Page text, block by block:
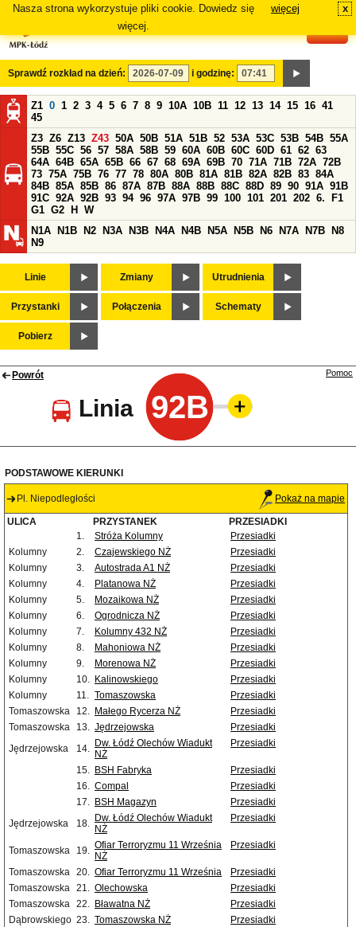
Nasza strona wykorzystuje pliki cookie. Dowiedz się
więcej.
więcej x
Sprawdź rozkład na dzień: i godzinę:
Z1 0 1 2 3 4 5 6 7 8 9 10A 10B 11 12 13 14 15 16 41
45
Z3 Z6 Z13 Z43 50A 50B 51A 51B 52 53A 53C 53B 54B 55A
55B 55C 56 57 58A 58B 59 60A 60B 60C 60D 61 62 63
64A 64B 65A 65B 66 67 68 69A 69B 70 71A 71B 72A 72B
73 75A 75B 76 77 78 80A 80B 81A 81B 82A 82B 83 84A
84B 85A 85B 86 87A 87B 88A 88B 88C 88D 89 90 91A 91B
91C 92A 92B 93 94 96 97A 97B 99 100 101 201 202 6.
F1
G1 G2 H
W
N1A
N1B N2 N3A N3B N4A N4B N5A N5B N6 N7A N7B
N8
N9
Linie Zmiany Utrudnienia
Przystanki Połączenia Schematy
Pobierz
Powrót
Linia 92B
Pomoc
PODSTAWOWE KIERUNKI
Pl. Niepodległości Pokaż na mapie
ULICA PRZYSTANEK
PRZESIADKI
1.
Stróża Kolumny
Przesiadki
Kolumny
2. Czajewskiego NŻ
Przesiadki
Kolumny
3. Autostrada A1 NŻ
Przesiadki
Kolumny
4. Platanowa NŻ
Przesiadki
Kolumny
5. Mozaikowa NŻ
Przesiadki
Kolumny
6. Ogrodnicza NŻ
Przesiadki
Kolumny
7. Kolumny 432 NŻ
Przesiadki
Kolumny
8. Mahoniowa NŻ
Przesiadki
Kolumny
9. Morenowa NŻ
Przesiadki
Kolumny
10. Kalinowskiego
Przesiadki
Kolumny
11. Tomaszowska
Przesiadki
Tomaszowska
12. Małego Rycerza NŻ
Przesiadki
Tomaszowska
13. Jędrzejowska
Przesiadki
Jędrzejowska
14. Dw. Łódź Olechów Wiadukt
NŻ
Przesiadki
15. BSH Fabryka
Przesiadki
16. Compal
Przesiadki
17. BSH Magazyn
Przesiadki
Jędrzejowska
18. Dw. Łódź Olechów Wiadukt
NŻ
Przesiadki
Tomaszowska 19. Ofiar Terroryzmu 11 Września
NŻ
Przesiadki
Tomaszowska 20. Ofiar Terroryzmu 11 Września
Przesiadki
Tomaszowska 21. Olechowska
Przesiadki
Tomaszowska 22. Bławatna NŻ
Przesiadki
Dąbrowskiego 23. Tomaszowska NŻ
Przesiadki